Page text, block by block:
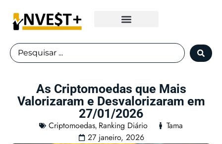
As Criptomoedas que Mais
Valorizaram e Desvalorizaram em
27/01/2026
Criptomoedas, Ranking Diário
Tama
27 janeiro, 2026